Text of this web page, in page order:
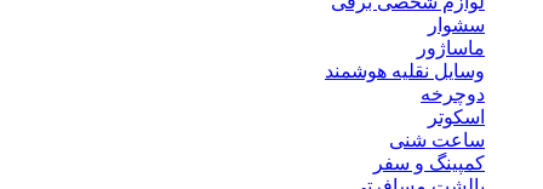
سشوار
ماساژور
وسایل نقلیه هوشمند
دوچرخه
اسکوتر
ساعت شنی
کمپینگ و سفر